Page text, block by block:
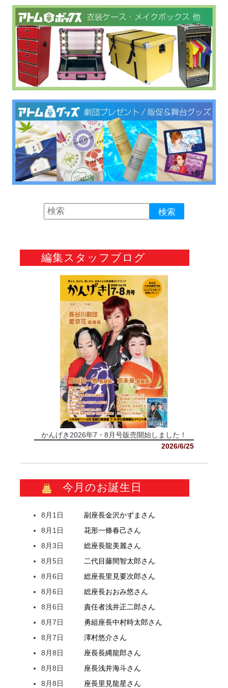
編集スタッフブログ
かんげき2026年7・8月号販売開始しました！
2026/6/25
今月のお誕生日
8月1日 副座長金沢かずま さん
8月1日
花形一條春己さん
8月3日
総座長龍美麗さん
8月5日
二代目藤間智太郎さん
8月6日
総座長里見要次郎さん
8月6日
総座長おおみ悠さん
8月6日
責任者浅井正二郎さん
8月7日
勇組座長中村時太郎さん
8月7日
澤村悠介さん
8月8日
座長長縄龍郎さん
8月8日
座長浅井海斗さん
8月8日
座長里見龍星さん